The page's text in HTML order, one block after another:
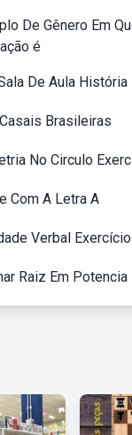
De Gênero Em
é
De Aula História
Brasileiras
No Circulo
Com A Letra A
Verbal
Raiz Em Potencia